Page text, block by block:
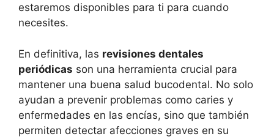
estaremos disponibles para ti para cuando
necesites.
En definitiva, las revisiones dentales
periódicas son una herramienta crucial para
mantener una buena salud bucodental. No solo
ayudan a prevenir problemas como caries y
enfermedades en las encías, sino que también
permiten detectar afecciones graves en su